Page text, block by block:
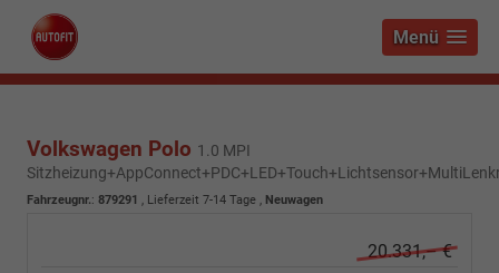
Menü
Volkswagen Polo 1.0 MPI
Fahrzeugnr.: 879291 , Lieferzeit 7-14 Tage , Neuwagen
20.331,– €